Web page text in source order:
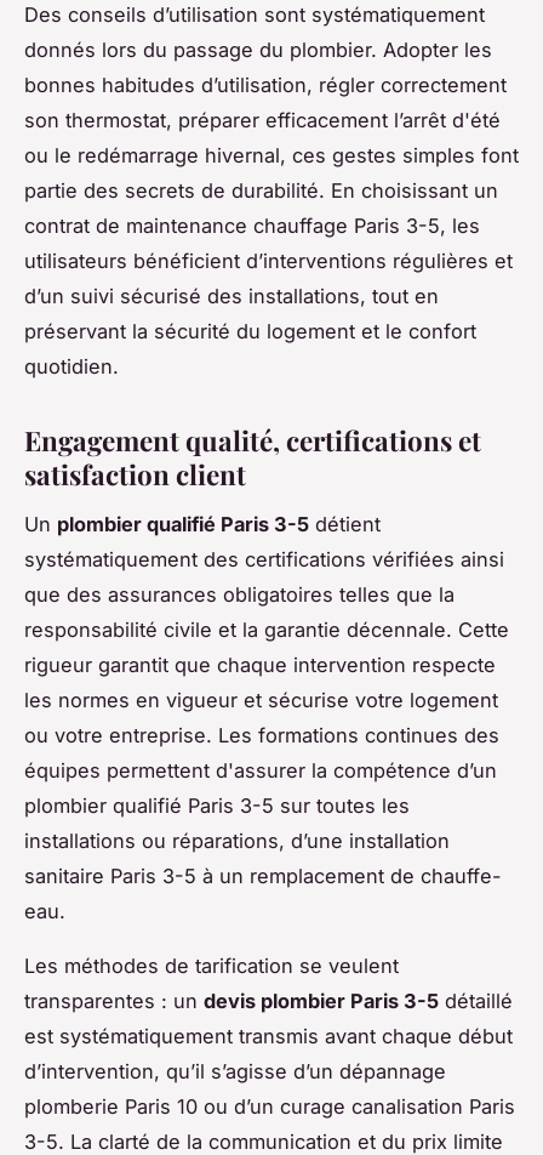
Des conseils d’utilisation sont systématiquement
donnés lors du passage du plombier. Adopter les
bonnes habitudes d’utilisation, régler correctement
son thermostat, préparer efficacement l’arrêt d'été
ou le redémarrage hivernal, ces gestes simples font
partie des secrets de durabilité. En choisissant un
contrat de maintenance chauffage Paris 3-5, les
utilisateurs bénéficient d’interventions régulières et
d’un suivi sécurisé des installations, tout en
préservant la sécurité du logement et le confort
quotidien.
Engagement qualité, certifications et
satisfaction client
Un plombier qualifié Paris 3-5 détient
systématiquement des certifications vérifiées ainsi
que des assurances obligatoires telles que la
responsabilité civile et la garantie décennale. Cette
rigueur garantit que chaque intervention respecte
les normes en vigueur et sécurise votre logement
ou votre entreprise. Les formations continues des
équipes permettent d'assurer la compétence d’un
plombier qualifié Paris 3-5 sur toutes les
installations ou réparations, d’une installation
sanitaire Paris 3-5 à un remplacement de chauffe-
eau.
Les méthodes de tarification se veulent
transparentes : un devis plombier Paris 3-5 détaillé
est systématiquement transmis avant chaque début
d’intervention, qu’il s’agisse d’un dépannage
plomberie Paris 10 ou d’un curage canalisation Paris
3-5. La clarté de la communication et du prix limite